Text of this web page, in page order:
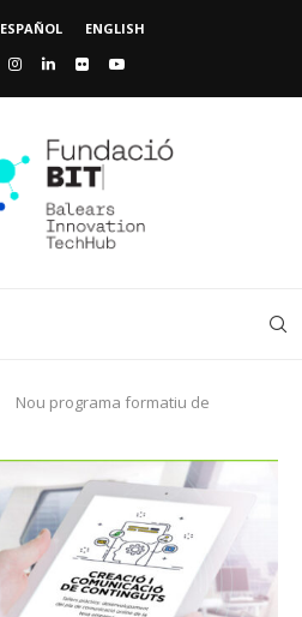
ESPAÑOL ENGLISH
Nou programa formatiu de